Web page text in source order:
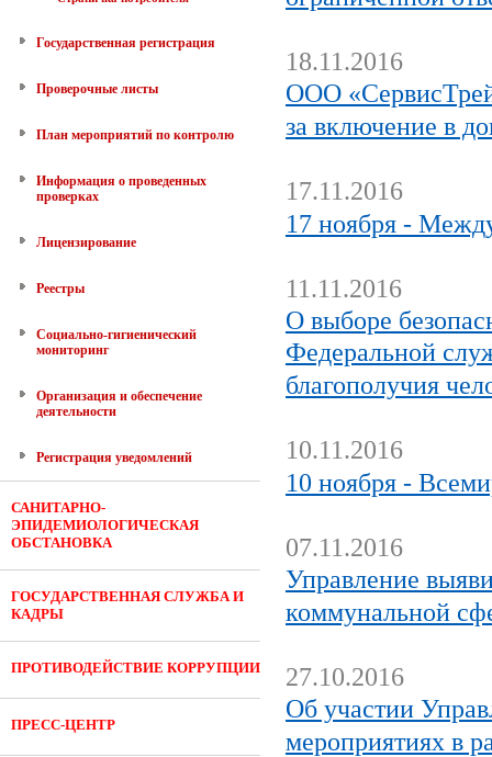
Государственная регистрация
Проверочные листы
План мероприятий по контролю
Информация о проведенных
проверках
Лицензирование
Реестры
Социально-гигиенический
мониторинг
Организация и обеспечение
деятельности
Регистрация уведомлений
САНИТАРНО-
ЭПИДЕМИОЛОГИЧЕСКАЯ
ОБСТАНОВКА
ГОСУДАРСТВЕННАЯ СЛУЖБА И
КАДРЫ
ПРОТИВОДЕЙСТВИЕ КОРРУПЦИИ
ПРЕСС-ЦЕНТР
18.11.2016
ООО
за включение в
17.11.2016
17 ноября -
11.11.2016
О выборе
Федеральной
благополучия
10.11.2016
10 ноября -
07.11.2016
Управление
коммунальной
27.10.2016
Об участии
мероприятиях в